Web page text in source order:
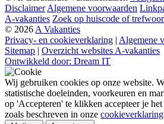
Disclaimer Algemene voorwaarden
A-vakanties Zoek op huiscode of
© 2026 A Vakanties
Privacy- en cookieverklaring | Algemene
Sitemap | Overzicht websites A-vakanties
Ontwikkeld door: Dream IT
Wij gebruiken cookies op onze website.
statistische doeleinden, voorkeuren en
op 'Accepteren' te klikken accepteer je
zoals beschreven in onze cookieverklaring